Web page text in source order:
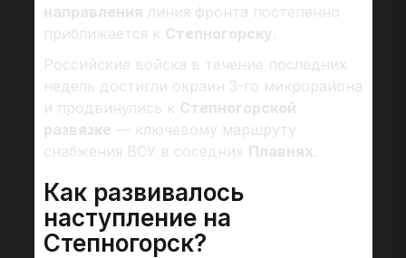
направления линия фронта постепенно
приближается к Степногорску.
Российские войска в течение последних
недель достигли окраин 3-го микрорайона
и продвинулись к Степногорской
развязке — ключевому маршруту
снабжения ВСУ в соседних Плавнях.
Как развивалось
наступление на
Степногорск?